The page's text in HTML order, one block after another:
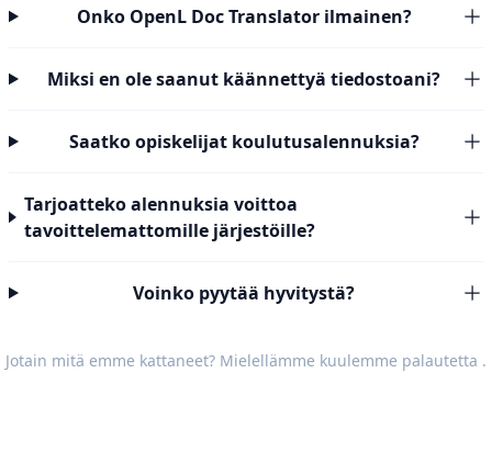
Onko OpenL Doc Translator ilmainen?
Miksi en ole saanut käännettyä tiedostoani?
Saatko opiskelijat koulutusalennuksia?
Tarjoatteko alennuksia voittoa
tavoittelemattomille järjestöille?
Voinko pyytää hyvitystä?
Jotain mitä emme kattaneet? Mielellämme kuulemme palautetta .